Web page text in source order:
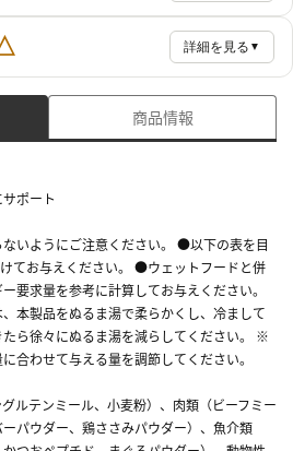
詳細を見る ▼
商品情報
ポート
いようにご注意ください。 ●以下の表を目
てお与えください。 ●ウェットフードと併
要求量を参考に計算してお与えください。
本製品をぬるま湯で柔らかくし、冷まして
ら徐々にぬるま湯を減らしてください。 ※
合わせて与える量を調節してください。
ルテンミール、小麦粉）、肉類（ビーフミー
パウダー、鶏ささみパウダー）、魚介類